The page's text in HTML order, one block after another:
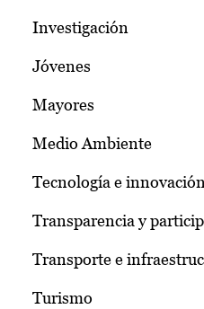
Investigación
Jóvenes
Mayores
Medio Ambiente
Tecnología e innovación
Transparencia y
Transporte e
Turismo